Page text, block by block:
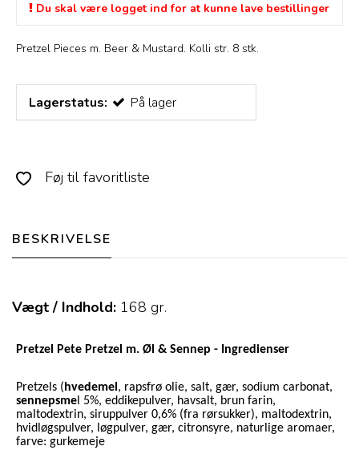
Du skal være logget ind for at kunne lave bestillinger
Pretzel Pieces m. Beer & Mustard. Kolli str. 8 stk.
Lagerstatus: På lager
Føj til favoritliste
BESKRIVELSE
Vægt / Indhold: 168 gr.
Pretzel Pete Pretzel m. Øl & Sennep - Ingredienser
Pretzels ( hvedemel , rapsfrø olie, salt, gær, sodium carbonat,
sennepsme l 5%, eddikepulver, havsalt, brun farin,
maltodextrin, siruppulver 0,6% (fra rørsukker), maltodextrin,
hvidløgspulver, løgpulver, gær, citronsyre, naturlige aromaer,
farve: gurkemeje